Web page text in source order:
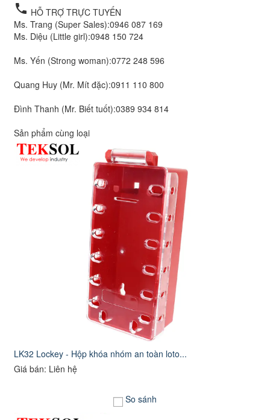
local_phone HỖ TRỢ TRỰC TUYẾN
Ms. Trang (Super Sales):0946 087 169
Ms. Diệu (Little girl):0948 150 724
Ms. Yến (Strong woman):0772 248 596
Quang Huy (Mr. Mít đặc):0911 110 800
Đình Thanh (Mr. Biết tuốt):0389 934 814
Sản phẩm cùng loại
LK32 Lockey - Hộp khóa nhóm an toàn loto...
Giá bán: Liên hệ
So sánh